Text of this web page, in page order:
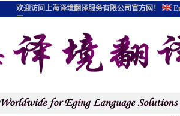
欢迎访问上海译境翻译服务有限公司官方网！
图